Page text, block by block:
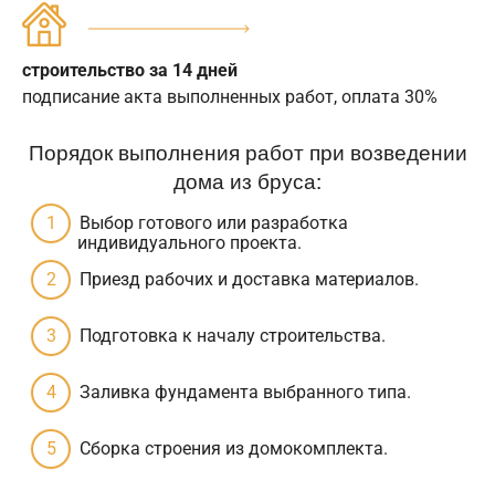
строительство за 14 дней
подписание акта выполненных работ, оплата 30%
Порядок выполнения работ при возведении
дома из бруса:
Выбор готового или разработка
индивидуального проекта.
Приезд рабочих и доставка материалов.
Подготовка к началу строительства.
Заливка фундамента выбранного типа.
Сборка строения из домокомплекта.